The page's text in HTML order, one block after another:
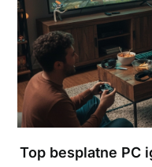
Top besplatne PC